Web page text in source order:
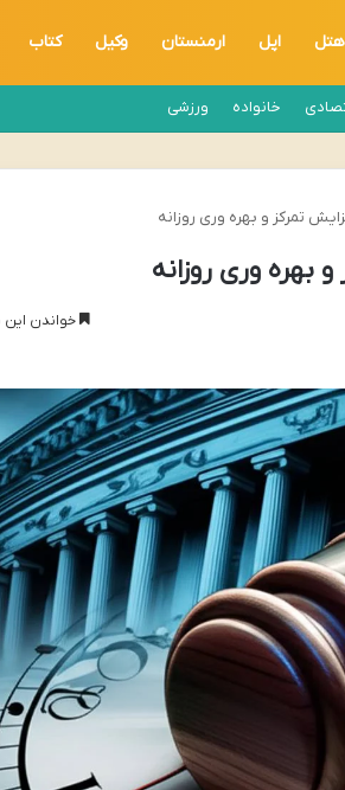
هتل اپل ارمنستان وکیل کتاب
خانواده ورزشی
خواندن این مطلب 13